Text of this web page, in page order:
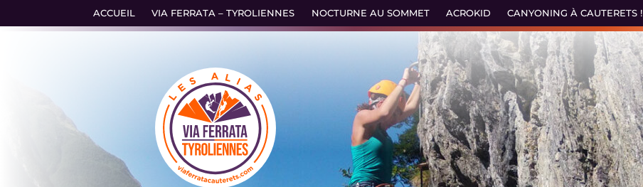
contenu
ACCUEIL VIA FERRATA – TYROLIENNES NOCTURNE AU SOMMET ACROKID CANYONING À CAUTERETS !